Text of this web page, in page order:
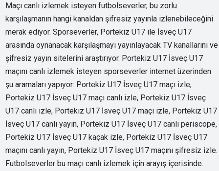
Maçı canlı izlemek isteyen futbolseverler, bu zorlu
karşılaşmanın hangi kanaldan şifresiz yayınla izlenebileceğini
merak ediyor. Sporseverler, Portekiz U17 ile İsveç U17
arasında oynanacak karşılaşmayı yayınlayacak TV kanallarını ve
şifresiz yayın sitelerini araştırıyor. Portekiz U17 İsveç U17
maçını canlı izlemek isteyen sporseverler internet üzerinden
şu aramaları yapıyor: Portekiz U17 İsveç U17 maçı izle,
Portekiz U17 İsveç U17 maçı canlı izle, Portekiz U17 İsveç
U17 canlı izle, Portekiz U17 İsveç U17 maçı izle, Portekiz U17
İsveç U17 canlı yayın, Portekiz U17 İsveç U17 canlı periscope,
Portekiz U17 İsveç U17 kaçak izle, Portekiz U17 İsveç U17
maçını canlı yayın, Portekiz U17 İsveç U17 maçını şifresiz izle.
Futbolseverler bu maçı canlı izlemek için arayış içerisinde.